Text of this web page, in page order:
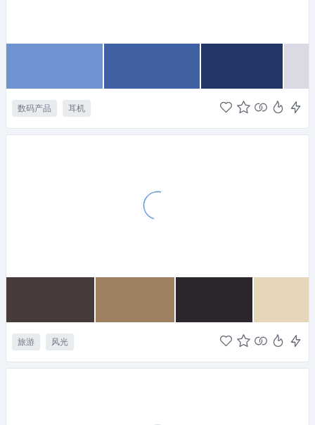
数码产品 耳机
旅游 风光